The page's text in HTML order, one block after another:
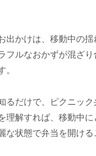
出かけは、移動中の
フルなおかずが混ざ
。
るだけで、ピクニッ
理解すれば、移動中
な状態で弁当を開ける